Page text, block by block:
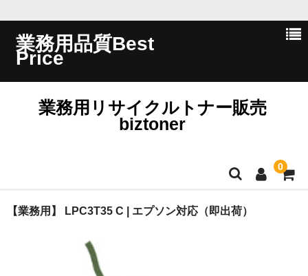
業務用品質Best
Price
業務用リサイクルトナー販売
biztoner
0
ホーム
【業務用】 LPC3T35 C | エプソン対応（即出荷）